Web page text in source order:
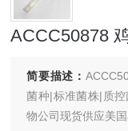
ACCC50878
简要描述：
菌种|标准菌株|质
物公司现货供应美